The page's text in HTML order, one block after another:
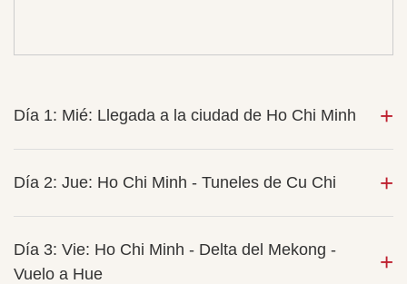
Día 1: Mié: Llegada a la ciudad de Ho Chi Minh
Día 2: Jue: Ho Chi Minh - Tuneles de Cu Chi
Día 3: Vie: Ho Chi Minh - Delta del Mekong -
Vuelo a Hue